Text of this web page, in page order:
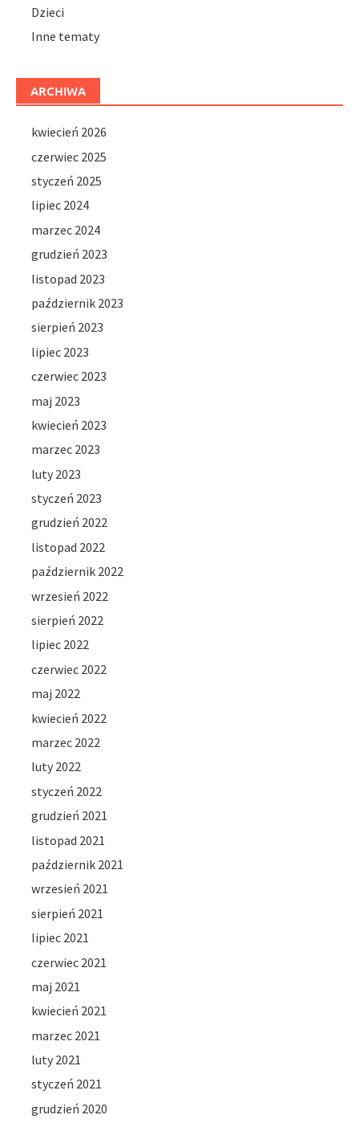
Dzieci
Inne tematy
ARCHIWA
kwiecień 2026
czerwiec 2025
styczeń 2025
lipiec 2024
marzec 2024
grudzień 2023
listopad 2023
październik 2023
sierpień 2023
lipiec 2023
czerwiec 2023
maj 2023
kwiecień 2023
marzec 2023
luty 2023
styczeń 2023
grudzień 2022
listopad 2022
październik 2022
wrzesień 2022
sierpień 2022
lipiec 2022
czerwiec 2022
maj 2022
kwiecień 2022
marzec 2022
luty 2022
styczeń 2022
grudzień 2021
listopad 2021
październik 2021
wrzesień 2021
sierpień 2021
lipiec 2021
czerwiec 2021
maj 2021
kwiecień 2021
marzec 2021
luty 2021
styczeń 2021
grudzień 2020